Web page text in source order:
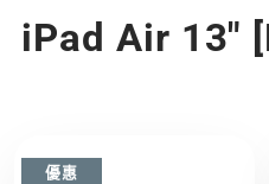
iPad Air 13"
優惠